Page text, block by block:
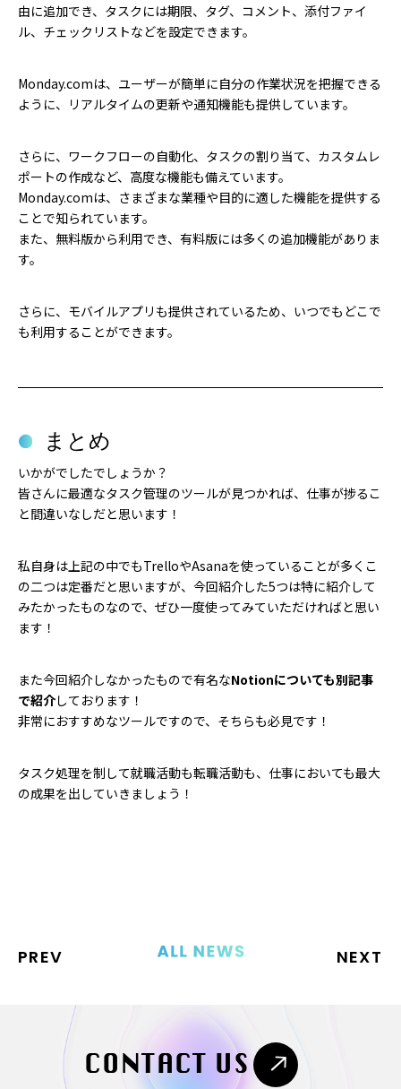
由に追加でき、タスクには期限、タグ、コメント、添付ファイ
ル、チェックリストなどを設定できます。
Monday.comは、ユーザーが簡単に自分の作業状況を把握できる
ように、リアルタイムの更新や通知機能も提供しています。
さらに、ワークフローの自動化、タスクの割り当て、カスタムレ
ポートの作成など、高度な機能も備えています。
Monday.comは、さまざまな業種や目的に適した機能を提供する
ことで知られています。
また、無料版から利用でき、有料版には多くの追加機能がありま
す。
さらに、モバイルアプリも提供されているため、いつでもどこで
も利用することができます。
まとめ
いかがでしたでしょうか？
皆さんに最適なタスク管理のツールが見つかれば、仕事が捗るこ
と間違いなしだと思います！
私自身は上記の中でもTrelloやAsanaを使っていることが多くこ
の二つは定番だと思いますが、今回紹介した5つは特に紹介して
みたかったものなので、ぜひ一度使ってみていただければと思い
ます！
また今回紹介しなかったもので有名なNotionについても別記事
で紹介しております！
非常におすすめなツールですので、そちらも必見です！
タスク処理を制して就職活動も転職活動も、仕事においても最大
の成果を出していきましょう！
PREV NEXT
CONTACT US